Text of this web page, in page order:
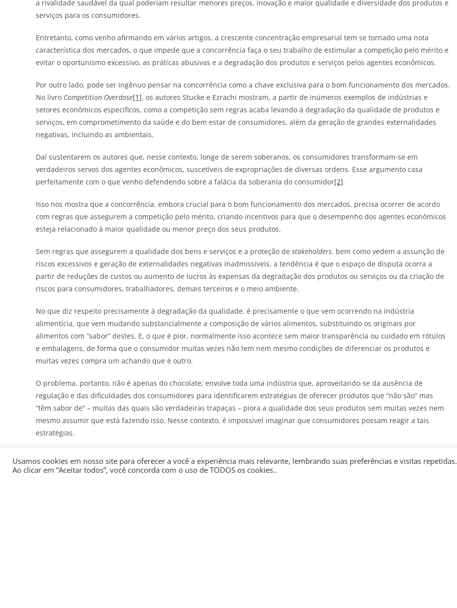
a rivalidade saudável da qual poderiam resultar menores preços, inovação e maior qualidade e diversidade dos produtos e
serviços para os consumidores.
Entretanto, como venho afirmando em vários artigos, a crescente concentração empresarial tem se tornado uma nota
característica dos mercados, o que impede que a concorrência faça o seu trabalho de estimular a competição pelo mérito e
evitar o oportunismo excessivo, as práticas abusivas e a degradação dos produtos e serviços pelos agentes econômicos.
Por outro lado, pode ser ingênuo pensar na concorrência como a chave exclusiva para o bom funcionamento dos mercados.
No livro Competition Overdose[1], os autores Stucke e Ezrachi mostram, a partir de inúmeros exemplos de indústrias e
setores econômicos específicos, como a competição sem regras acaba levando à degradação da qualidade de produtos e
serviços, em comprometimento da saúde e do bem estar de consumidores, além da geração de grandes externalidades
negativas, incluindo as ambientais.
Daí sustentarem os autores que, nesse contexto, longe de serem soberanos, os consumidores transformam-se em
verdadeiros servos dos agentes econômicos, suscetíveis de expropriações de diversas ordens. Esse argumento casa
perfeitamente com o que venho defendendo sobre a falácia da soberania do consumidor[2].
Isso nos mostra que a concorrência, embora crucial para o bom funcionamento dos mercados, precisa ocorrer de acordo
com regras que assegurem a competição pelo mérito, criando incentivos para que o desempenho dos agentes econômicos
esteja relacionado à maior qualidade ou menor preço dos seus produtos.
Sem regras que assegurem a qualidade dos bens e serviços e a proteção de stakeholders, bem como vedem a assunção de
riscos excessivos e geração de externalidades negativas inadmissíveis, a tendência é que o espaço de disputa ocorra a
partir de reduções de custos ou aumento de lucros às expensas da degradação dos produtos ou serviços ou da criação de
riscos para consumidores, trabalhadores, demais terceiros e o meio ambiente.
No que diz respeito precisamente à degradação da qualidade, é precisamente o que vem ocorrendo na indústria
alimentícia, que vem mudando substancialmente a composição de vários alimentos, substituindo os originais por
alimentos com “sabor” destes. E, o que é pior, normalmente isso acontece sem maior transparência ou cuidado em rótulos
e embalagens, de forma que o consumidor muitas vezes não tem nem mesmo condições de diferenciar os produtos e
muitas vezes compra um achando que é outro.
O problema, portanto, não é apenas do chocolate; envolve toda uma indústria que, aproveitando-se da ausência de
regulação e das dificuldades dos consumidores para identificarem estratégias de oferecer produtos que “não são” mas
“têm sabor de” – muitas das quais são verdadeiras trapaças – piora a qualidade dos seus produtos sem muitas vezes nem
mesmo assumir que está fazendo isso. Nesse contexto, é impossível imaginar que consumidores possam reagir a tais
estratégias.
seu email
Usamos cookies em nosso site para oferecer a você a experiência mais relevante, lembrando suas preferências e visitas repetidas.
Ao clicar em “Aceitar todos”, você concorda com o uso de TODOS os cookies..